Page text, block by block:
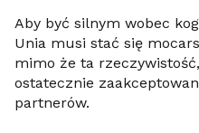
Aby być silnym wobec
Unia musi stać się
mimo że ta
ostatecznie
partnerów.